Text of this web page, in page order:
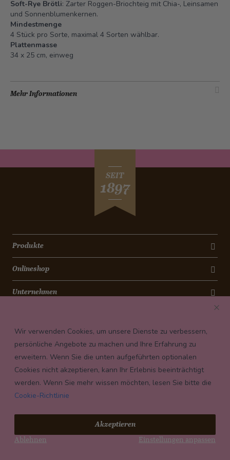
Soft-Rye Brötli: Zarter Roggen-Briochteig mit Chia-, Leinsamen
und Sonnenblumenkernen.
Mindestmenge
4 Stück pro Sorte, maximal 4 Sorten wählbar.
Plattenmasse
34 x 25 cm, einweg
Mehr Informationen
SEIT
1897
Produkte
Onlineshop
Unternehmen
Payment conditions
Wir verwenden Cookies, um unsere Dienste zu verbessern,
persönliche Angebote zu machen und Ihre Erfahrung zu
erweitern. Wenn Sie die unten aufgeführten optionalen
Cookies nicht akzeptieren, kann Ihr Erlebnis beeinträchtigt
werden. Wenn Sie mehr wissen möchten, lesen Sie bitte die
Cookie-Richtlinie
Akzeptieren
Ablehnen Einstellungen anpassen
© 2026 Confiserie Bachmann, Luzern
Impressum